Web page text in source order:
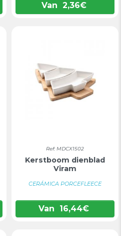
Van 2,36€
Ref: MDCX1502
Kerstboom dienblad
Viram
CERÁMICA PORCEFLEECE
Van 16,44€